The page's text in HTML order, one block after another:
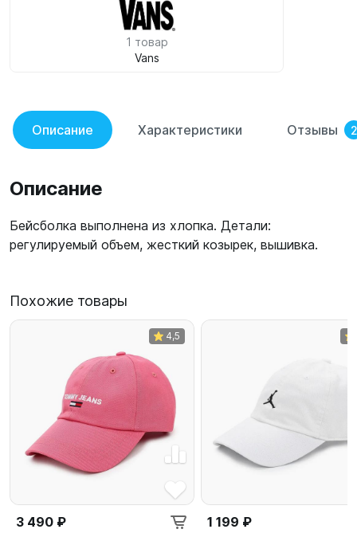
1 товар
Vans
Описание Характеристики Отзывы 2
Описание
Бейсболка выполнена из хлопка. Детали:
регулируемый объем, жесткий козырек, вышивка.
Похожие товары
4,5
3 490 ₽ 1 199 ₽